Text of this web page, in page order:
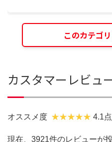
このカテゴ
カスタマーレビュ
オススメ度 4.1点
現在、3921件のレビューが